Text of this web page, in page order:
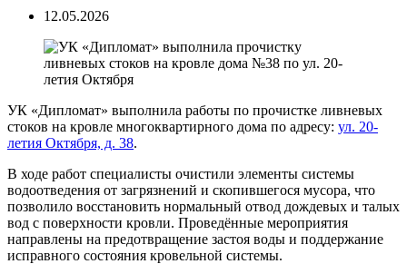
12.05.2026
УК «Дипломат» выполнила работы по прочистке ливневых
стоков на кровле многоквартирного дома по адресу: ул. 20-
летия Октября, д. 38.
В ходе работ специалисты очистили элементы системы
водоотведения от загрязнений и скопившегося мусора, что
позволило восстановить нормальный отвод дождевых и талых
вод с поверхности кровли. Проведённые мероприятия
направлены на предотвращение застоя воды и поддержание
исправного состояния кровельной системы.